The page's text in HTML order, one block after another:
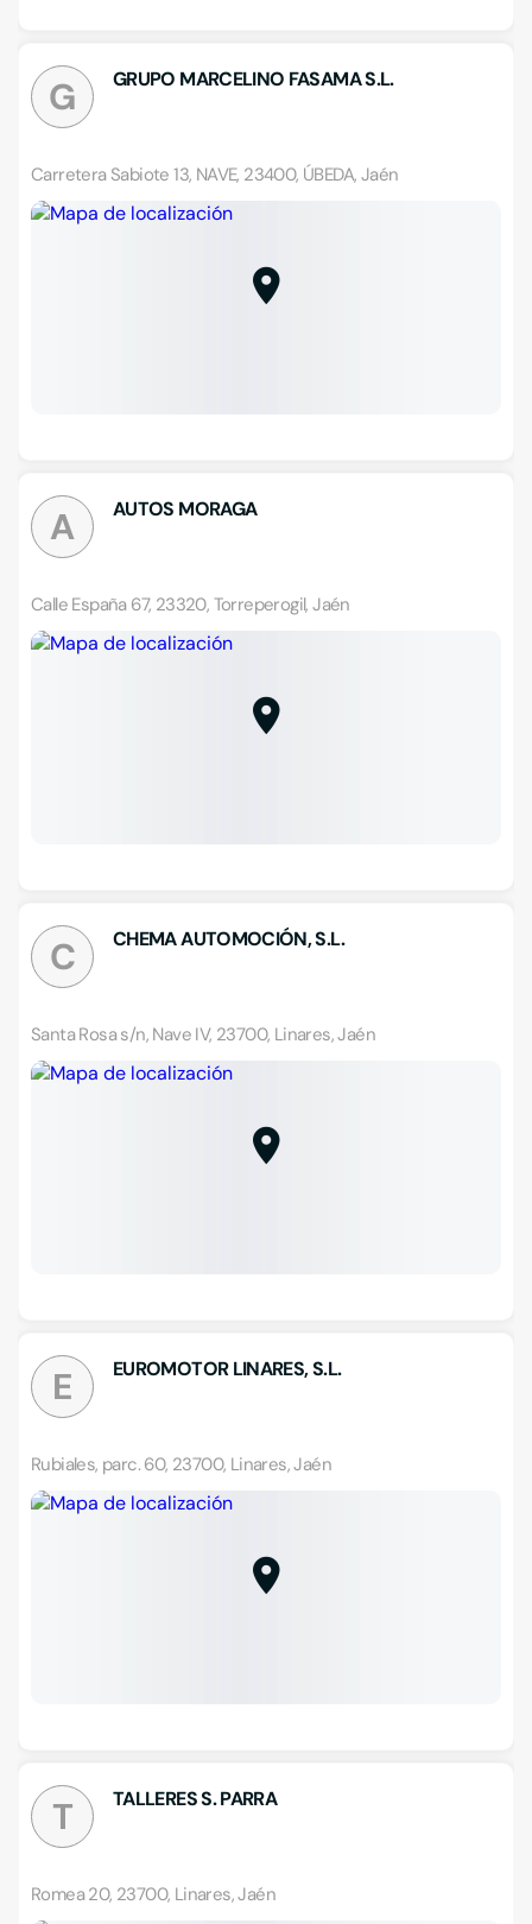
G GRUPO MARCELINO FASAMA S.L.
Carretera Sabiote 13, NAVE, 23400, ÚBEDA, Jaén
A AUTOS MORAGA
Calle España 67, 23320, Torreperogil, Jaén
C CHEMA AUTOMOCIÓN, S.L.
Santa Rosa s/n, Nave IV, 23700, Linares, Jaén
E EUROMOTOR LINARES, S.L.
Rubiales, parc. 60, 23700, Linares, Jaén
T TALLERES S. PARRA
Romea 20, 23700, Linares, Jaén